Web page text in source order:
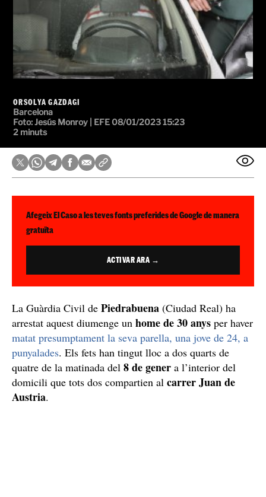
ORSOLYA GAZDAGI
Barcelona
Foto:Jesús Monroy | EFE 08/01/2023 15:23
2 minuts
Afegeix El Caso a les teves fonts preferides de Google de manera
gratuïta
ACTIVAR ARA →
La Guàrdia Civil de Piedrabuena (Ciudad Real) ha
arrestat aquest diumenge un home de 30 anys per haver
matat presumptament la seva parella, una jove de 24, a
punyalades. Els fets han tingut lloc a dos quarts de
quatre de la matinada del 8 de gener a l’interior del
domicili que tots dos compartien al carrer Juan de
Austria.